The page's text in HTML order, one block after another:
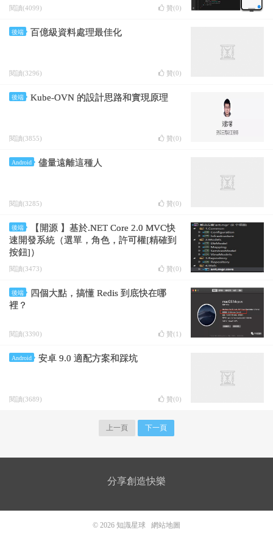
閱讀(4099) 贊(0)
後端 百億級資料處理最佳化
閱讀(3296) 贊(0)
後端 Kube-OVN 的設計思路和實現原理
閱讀(3855) 贊(0)
Android 儘量遠離這種人
閱讀(3285) 贊(0)
後端
【開源 】基於.NET Core 2.0 MVC快
速開發系統（選單，角色，許可權[精確到
按鈕]）
閱讀(3473) 贊(0)
後端
四個大點，搞懂 Redis 到底快在哪
裡？
閱讀(3390) 贊(1 )
Android 安卓 9.0 適配方案和踩坑
閱讀(3689) 贊(0)
上一頁 下一頁
分享創造快樂
© 2026 知識星球 網站地圖